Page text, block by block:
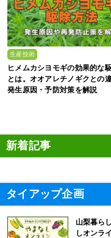
生産技術
ヒメムカシヨモギの効果的な
とは。オオアレチノギクとの違
発生原因・予防対策を解説
新着記事
タイアップ企画
山梨暮ら
しオンラ